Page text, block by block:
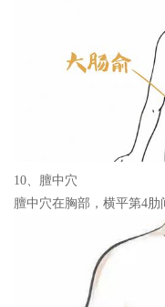
10、膻中穴
膻中穴在胸部，横平第4肋